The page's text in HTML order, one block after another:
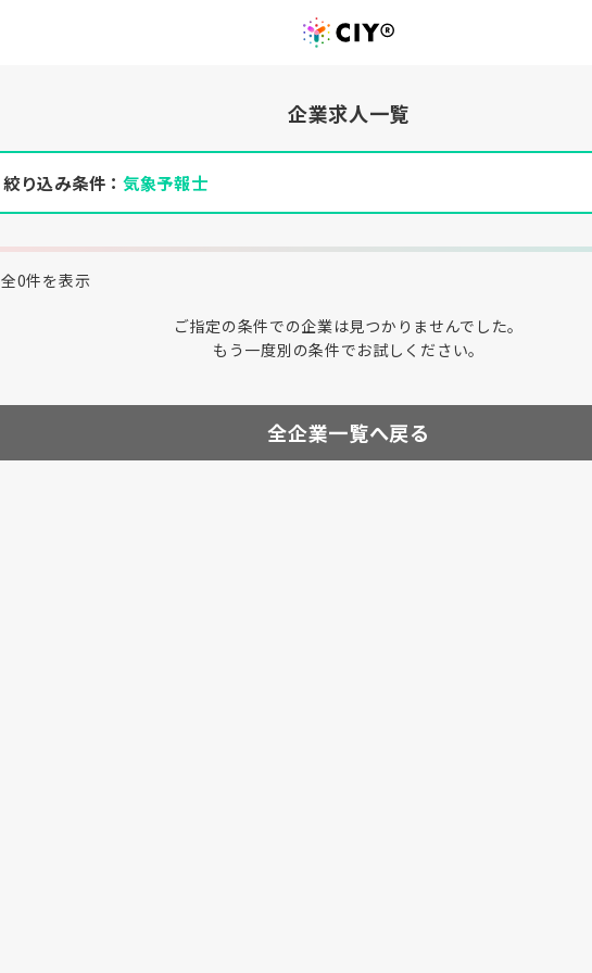
企業求人一覧
絞り込み条件： 気象予報士
全0件を表示
ご指定の条件での企業は見つかりませんでした。
もう一度別の条件でお試しください。
全企業一覧へ戻る